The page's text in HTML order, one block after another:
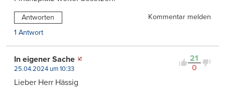
Antworten
Kommentar melden
1 Antwort
21
0
In eigener Sache
25.04.2024 um 10:33
Lieber Herr Hässig